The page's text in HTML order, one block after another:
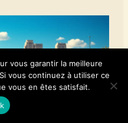
vous garantir la meilleure
vous continuez à utiliser ce
vous en êtes satisfait.